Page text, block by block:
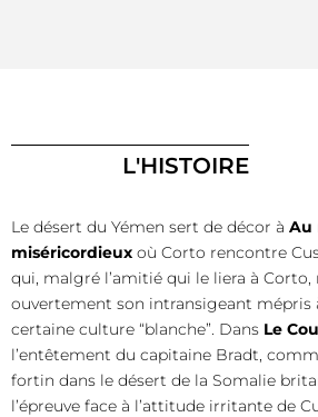
L'HISTOIRE
Le désert du Yémen sert de décor à Au
miséricordieux où Corto rencontre
qui, malgré l’amitié qui le liera à Corto,
ouvertement son intransigeant mépris
certaine culture “blanche”. Dans Le
l’entêtement du capitaine Bradt,
fortin dans le désert de la Somalie
l’épreuve face à l’attitude irritante de